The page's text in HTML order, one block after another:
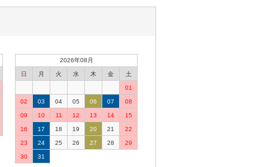
2026年08月
日 月 火 水 木 金 土
01
02 03 04 05 06 07 08
09 10 11 12 13 14 15
16 17 18 19 20 21 22
23 24 25 26 27 28 29
30 31